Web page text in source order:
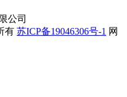
公司
有 苏ICP备19046306号-1 网